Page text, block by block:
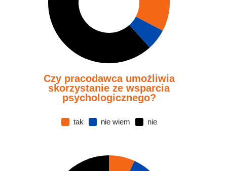
Czy pracodawca umożliwia
skorzystanie ze wsparcia
psychologicznego?
tak nie wiem nie